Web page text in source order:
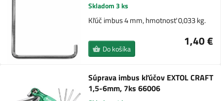
Skladom 3 ks
Kľúč imbus 4 mm, hmotnosť 0,033 kg.
1,40 €
Do košíka
Súprava imbus kľúčov EXTOL CRAFT
1,5-6mm, 7ks 66006